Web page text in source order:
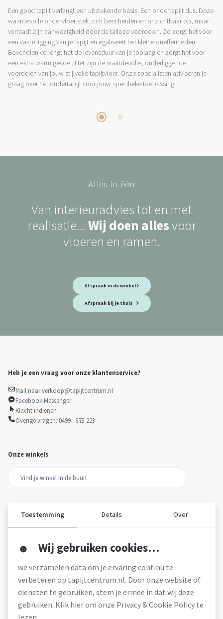
Een goed tapijt verlangt een uitstekende basis. Een ondertapijt dus. Deze
waardevolle ondervloer stelt zich bescheiden en onzichtbaar op, maar
verraadt zijn aanwezigheid door de talloze voordelen. Zo zorgt het voor
een vaste ligging van je tapijt en egaliseert het kleine oneffenheden.
Bovendien verlengt het de levensduur van je toplaag en zorgt het voor
een extra warm gevoel. Het zijn de waardevolle, onderliggende
voordelen van jouw stijlvolle tapijtvloer. Onze specialisten adviseren je
graag over het ondertapijt voor jouw specifieke toepassing.
Alles in één
Van interieuradvies tot en met
realisatie... Wij doen allesvoor
vloeren en ramen.
Afspraak in de winkel
Afspraak bij je thuis
Heb je een vraag voor onze klantenservice?
Mail naar verkoop@tapijtcentrum.nl
Facebook Messenger
Klacht indienen
Overige vragen: 0499 - 373 223
Onze winkels
Over tapijtcentrum
Werken bij
Montageservice
Blog
Toestemming Details Over
Wij gebruiken cookies…
we verzamelen data om je ervaring continu te
verbeteren op tapijtcentrum.nl. Door onze website of
diensten te gebruiken, stem je ermee in dat wij deze
gebruiken. Klik hier om onze Privacy & Cookie Policy te
lezen.